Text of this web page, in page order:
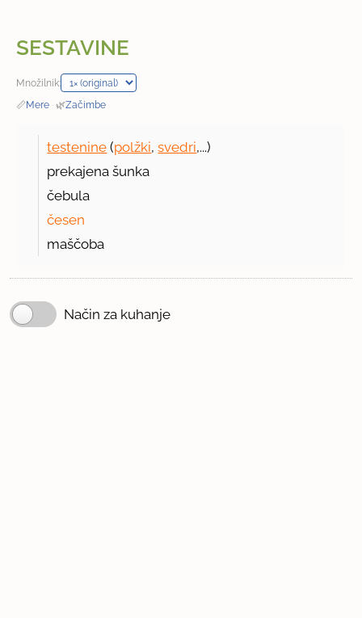
SESTAVINE
Množilnik:
📏Mere · 🌿Začimbe
testenine (polžki,svedri,...)
prekajena šunka
čebula
česen
maščoba
Način za kuhanje